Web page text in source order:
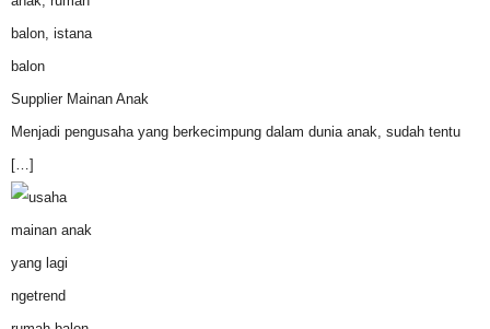
Supplier Mainan Anak
Menjadi pengusaha yang berkecimpung dalam dunia anak, sudah tentu
[…]